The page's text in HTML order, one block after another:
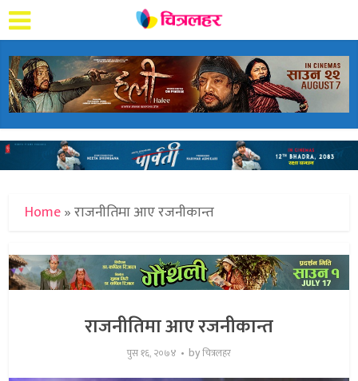
Home»राजनीतिमा आए रजनीकान्त
राजनीतिमा आए रजनीकान्त
पुस १६, २०७४ byचित्रलहर